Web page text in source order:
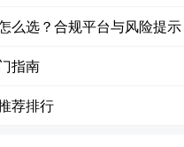
么选？合规平台与风险提示
指南
荐排行